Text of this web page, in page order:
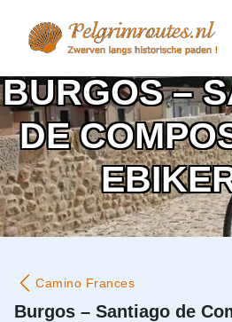
BURGOS –
DE
Camino Frances
Burgos – Santiago de